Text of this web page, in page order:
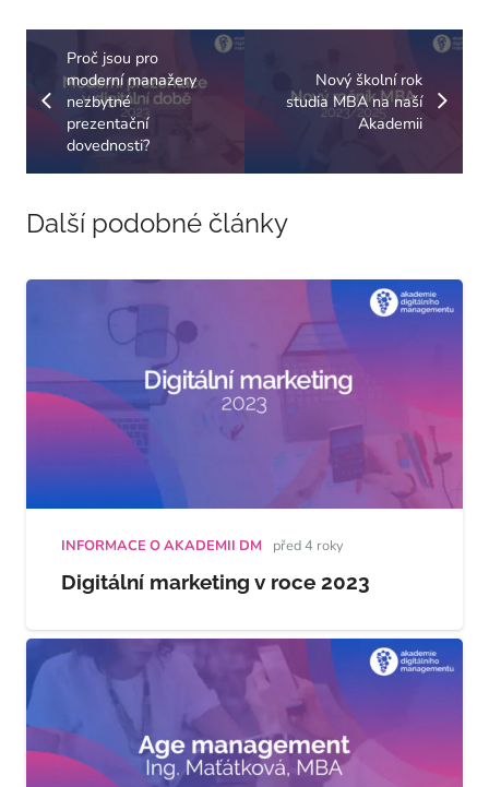
Proč jsou pro
moderní manažery
nezbytné
prezentační
dovednosti?
Nový školní rok
studia MBA na naší
Akademii
Další podobné články
INFORMACE O AKADEMII DM před 4 roky
Digitální marketing v roce 2023